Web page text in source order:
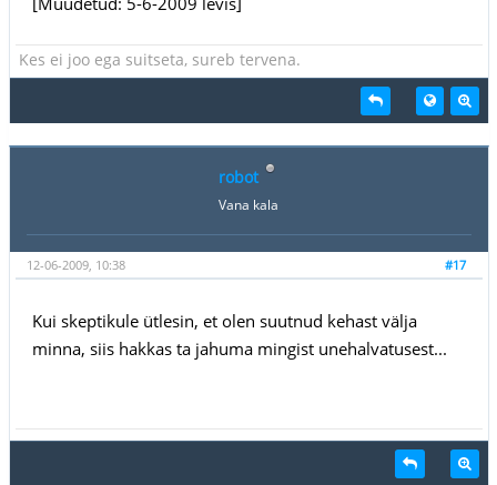
Kes ei joo ega suitseta, sureb tervena.
robot
Vana kala
#17
12-06-2009, 10:38
Kui skeptikule ütlesin, et olen suutnud kehast välja
minna, siis hakkas ta jahuma mingist unehalvatusest...